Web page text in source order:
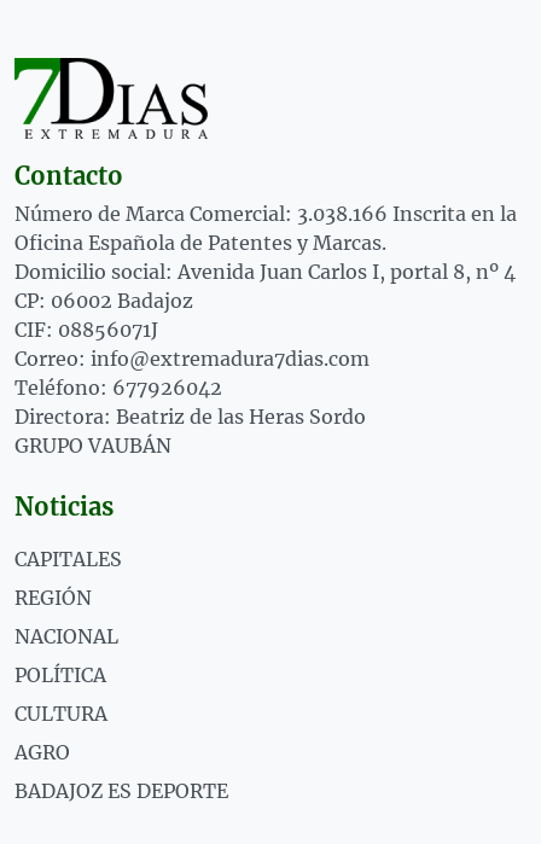
Contacto
Número de Marca Comercial: 3.038.166 Inscrita en la
Oficina Española de Patentes y Marcas.
Domicilio social: Avenida Juan Carlos I, portal 8, nº 4
CP: 06002 Badajoz
CIF: 08856071J
Correo: info@extremadura7dias.com
Teléfono: 677926042
Directora: Beatriz de las Heras Sordo
GRUPO VAUBÁN
Noticias
CAPITALES
REGIÓN
NACIONAL
POLÍTICA
CULTURA
AGRO
BADAJOZ ES DEPORTE